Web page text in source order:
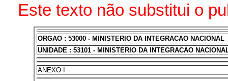
Este texto não substitui o
ORGAO : 53000 - MINISTERIO DA INTEGRACAO NACIONAL
UNIDADE : 53101 - MINISTERIO DA INTEGRACAO
ANEXO I